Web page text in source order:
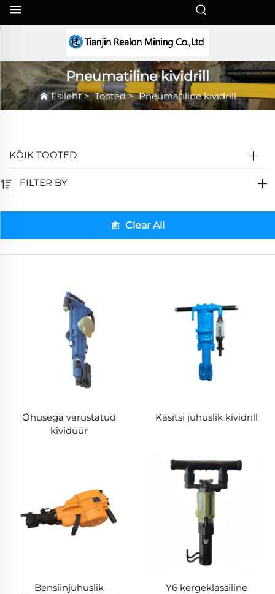
Pneumatiline kividrill
Esileht>Tooted>Pneumatiline kividrill
KÕIK TOOTED
FILTER BY
Clear All
Õhusega varustatud
kividüür
Käsitsi juhuslik kividrill
Bensiinjuhuslik
Y6 kergeklassiline